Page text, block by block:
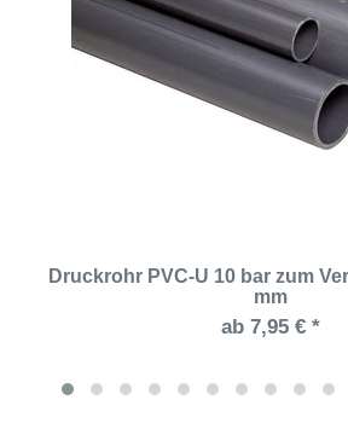
Druckrohr PVC-U 10 bar zum
mm
ab 7,95 € *